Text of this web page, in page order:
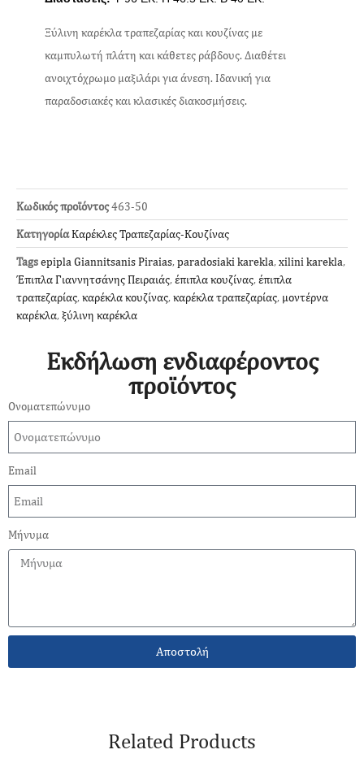
Ξύλινη καρέκλα τραπεζαρίας και κουζίνας με
καμπυλωτή πλάτη και κάθετες ράβδους. Διαθέτει
ανοιχτόχρωμο μαξιλάρι για άνεση. Ιδανική για
παραδοσιακές και κλασικές διακοσμήσεις.
Κωδικός προϊόντος463-50
ΚατηγορίαΚαρέκλες Τραπεζαρίας-Κουζίνας
Tagsepipla Giannitsanis Piraias,paradosiaki karekla,xilini karekla,
Έπιπλα Γιαννητσάνης Πειραιάς,έπιπλα κουζίνας,έπιπλα
τραπεζαρίας,καρέκλα κουζίνας,καρέκλα τραπεζαρίας, μοντέρνα
καρέκλα,ξύλινη καρέκλα
Εκδήλωση ενδιαφέροντος
προϊόντος
Ονοματεπώνυμο
Email
Μήνυμα
Αποστολή
Related Products